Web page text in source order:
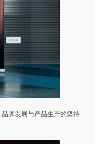
牌发展与产品生产的坚持